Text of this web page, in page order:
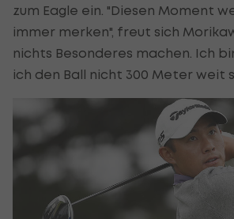
zum Eagle ein. "Diesen Moment
immer merken", freut sich
nichts Besonderes machen. Ich
ich den Ball nicht 300 Meter weit